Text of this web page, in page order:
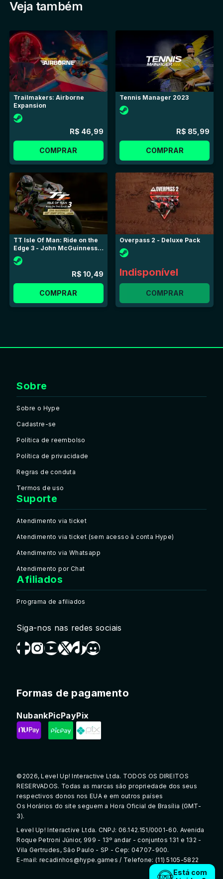
Veja também
Trailmakers: Airborne
Expansion
R$ 46,99
COMPRAR
Tennis Manager 2023
R$ 85,99
COMPRAR
TT Isle Of Man: Ride on the
Edge 3 - John McGuinness
100th Start Livery (DLC)
R$ 10,49
COMPRAR
Overpass 2 - Deluxe Pack
Indisponível
COMPRAR
Está com
Sobre
Sobre o Hype
Cadastre-se
Política de reembolso
Política de privacidade
Regras de conduta
Termos de uso
Suporte
Atendimento via ticket
Atendimento via ticket (sem acesso à conta Hype)
Atendimento via Whatsapp
Atendimento por Chat
Afiliados
Programa de afiliados
Siga-nos nas redes sociais
Formas de pagamento
NubankPicPayPix
©2026, Level Up! Interactive Ltda. TODOS OS DIREITOS
RESERVADOS. Todas as marcas são propriedade dos seus
respectivos donos nos EUA e em outros países
Os Horários do site seguem a Hora Oficial de Brasília (GMT-
3).
Level Up! Interactive Ltda. CNPJ: 06.142.151/0001-60. Avenida
Roque Petroni Júnior, 999 - 13º andar - conjuntos 131 e 132 -
Vila Gertrudes, São Paulo - SP - Cep: 04707-900.
E-mail: recadinhos@hype.games / Telefone: (11) 5105-5822